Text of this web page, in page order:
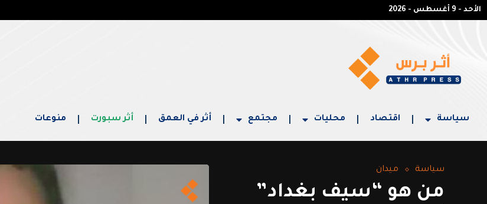
الأحد - 9 أغسطس - 2026
سياسة اقتصاد محليات مجتمع أثر في العمق أثر سبورت منوعات
سياسة ميدان
من هو “سيف بغداد”